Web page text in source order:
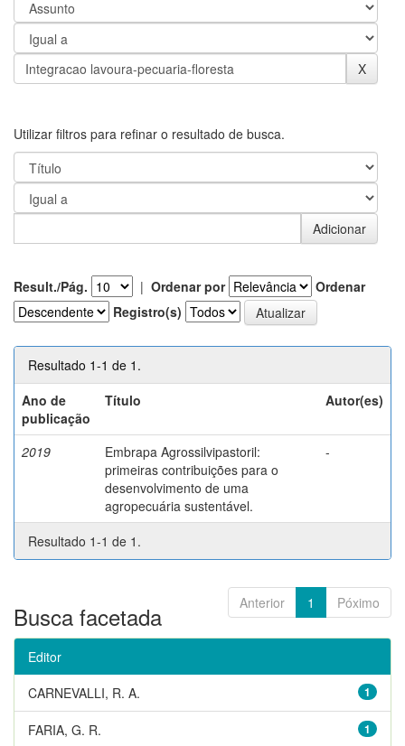
Utilizar filtros para refinar o resultado de busca.
Result./Pág. | Ordenar por
Ordenar
Registro(s)
Resultado 1-1 de 1.
Ano de
publicação
Título Autor(es)
2019
Embrapa Agrossilvipastoril:
primeiras contribuições para o
desenvolvimento de uma
agropecuária sustentável.
-
Resultado 1-1 de 1.
Anterior 1 Póximo
Busca facetada
Editor
1
CARNEVALLI, R. A.
1
FARIA, G. R.